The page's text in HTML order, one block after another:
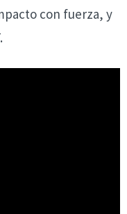
con fuerza, y